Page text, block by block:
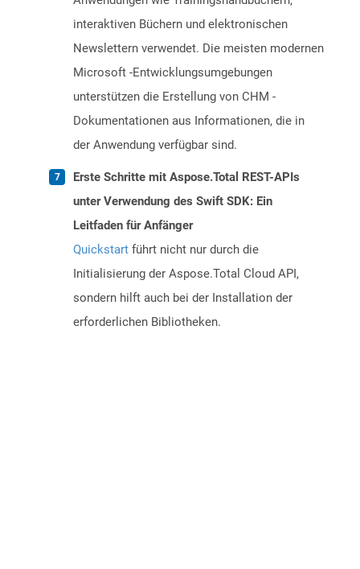
interaktiven Büchern und elektronischen
Newslettern verwendet. Die meisten modernen
Microsoft -Entwicklungsumgebungen
unterstützen die Erstellung von CHM -
Dokumentationen aus Informationen, die in
der Anwendung verfügbar sind.
Erste Schritte mit Aspose.Total REST-APIs
unter Verwendung des Swift SDK: Ein
Leitfaden für Anfänger
Quickstart führt nicht nur durch die
Initialisierung der Aspose.Total Cloud API,
sondern hilft auch bei der Installation der
erforderlichen Bibliotheken.